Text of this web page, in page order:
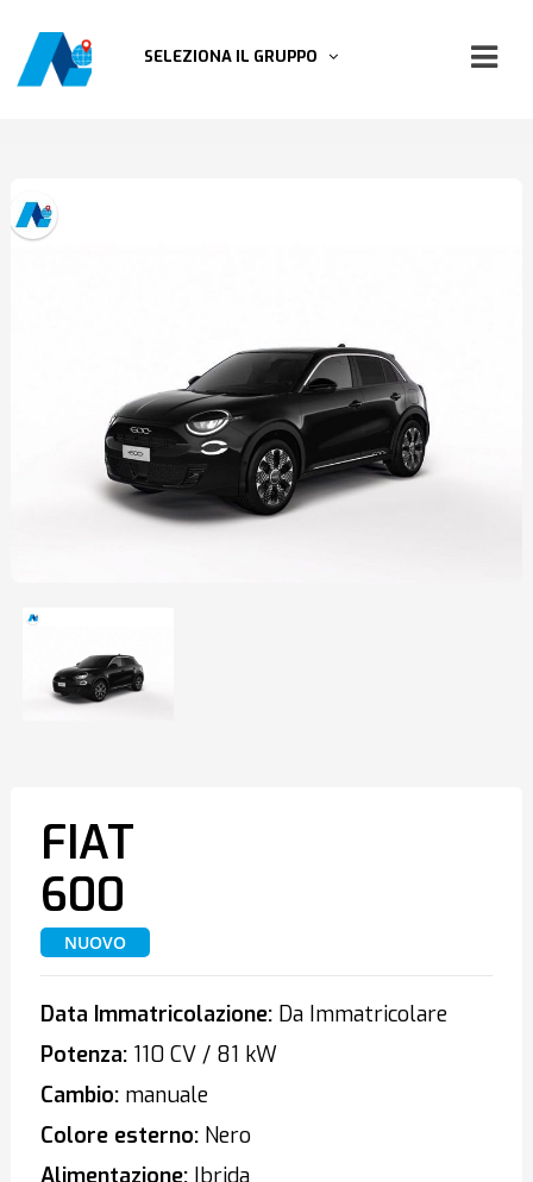
SELEZIONA IL GRUPPO
FIAT
600
NUOVO
Data Immatricolazione:Da Immatricolare
Potenza:110 CV / 81 kW
Cambio:manuale
Colore esterno:Nero
Alimentazione:Ibrida